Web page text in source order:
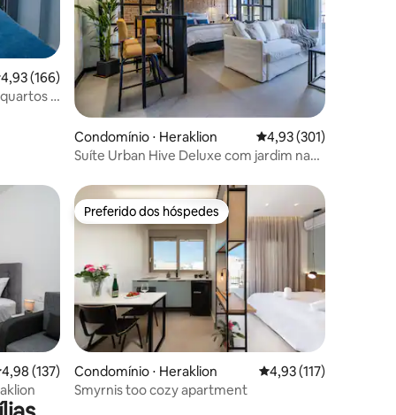
de uma avaliação média de 5, 166 avaliações
4,93 (166)
e
Condomínio ⋅ Heraklion 4,93 de uma avaliação
4,93 (301)
Suíte Urban Hive Deluxe com jardim na
hóspedes
de uma avaliação média de 5, 137 avaliações
4,98 (137)
Preferido dos hóspedes
Preferido dos hóspedes
Condomínio ⋅ Heraklion 4,93 de uma avaliação
4,93 (117)
Smyrnis too cozy apartment